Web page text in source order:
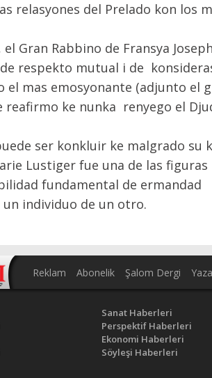
relasyones del Prelado kon los
el Gran Rabbino de Fransya
respekto mutual i de
el mas emosyonante (adjunto
reafirmo ke nunka renyego el
ser konkluir ke malgrado
Lustiger fue una de las
fundamental de ermandad
un individuo de un otro.
Reklam Abonelik Şalom Dergi
Sanat Haberleri
Perspektif Haberleri
Ekonomi Haberleri
Söyleşi Haberleri